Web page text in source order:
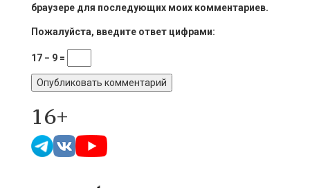
браузере для последующих моих комментариев.
Пожалуйста, введите ответ цифрами:
17 − 9 =
16+